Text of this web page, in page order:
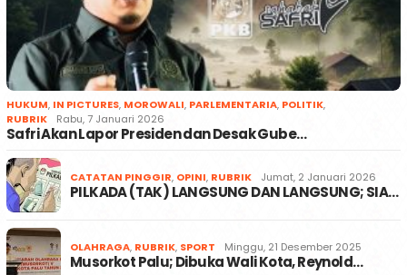
HUKUM, IN PICTURES, MOROWALI, PARLEMENTARIA, POLITIK,
RUBRIK
Rabu, 7 Januari 2026
Safri Akan Lapor Presiden dan Desak Gube…
CATATAN PINGGIR, OPINI, RUBRIK Jumat, 2 Januari 2026
PILKADA (TAK) LANGSUNG DAN LANGSUNG; SIA…
OLAHRAGA, RUBRIK, SPORT Minggu, 21 Desember 2025
Musorkot Palu; Dibuka Wali Kota, Reynold…